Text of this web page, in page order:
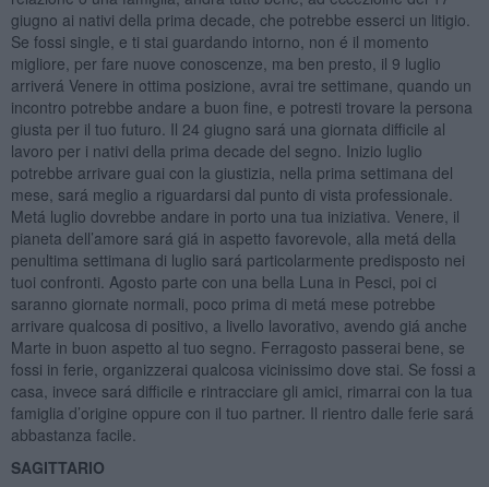
giugno ai nativi della prima decade, che potrebbe esserci un litigio.
Se fossi single, e ti stai guardando intorno, non é il momento
migliore, per fare nuove conoscenze, ma ben presto, il 9 luglio
arriverá Venere in ottima posizione, avrai tre settimane, quando un
incontro potrebbe andare a buon fine, e potresti trovare la persona
giusta per il tuo futuro. Il 24 giugno sará una giornata difficile al
lavoro per i nativi della prima decade del segno. Inizio luglio
potrebbe arrivare guai con la giustizia, nella prima settimana del
mese, sará meglio a riguardarsi dal punto di vista professionale.
Metá luglio dovrebbe andare in porto una tua iniziativa. Venere, il
pianeta dell’amore sará giá in aspetto favorevole, alla metá della
penultima settimana di luglio sará particolarmente predisposto nei
tuoi confronti. Agosto parte con una bella Luna in Pesci, poi ci
saranno giornate normali, poco prima di metá mese potrebbe
arrivare qualcosa di positivo, a livello lavorativo, avendo giá anche
Marte in buon aspetto al tuo segno. Ferragosto passerai bene, se
fossi in ferie, organizzerai qualcosa vicinissimo dove stai. Se fossi a
casa, invece sará difficile e rintracciare gli amici, rimarrai con la tua
famiglia d’origine oppure con il tuo partner. Il rientro dalle ferie sará
abbastanza facile.
SAGITTARIO